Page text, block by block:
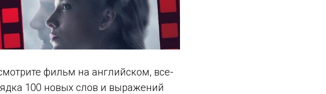
фильм на английском, все-
100 новых слов и выражений